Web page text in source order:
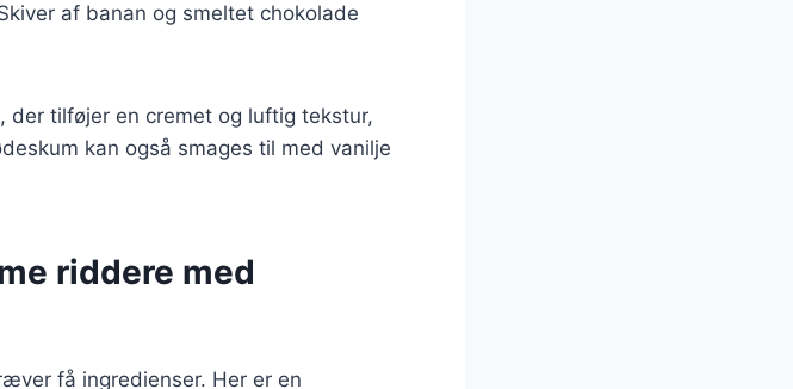
af banan og smeltet chokolade
der tilføjer en cremet og luftig tekstur,
kan også smages til med vanilje
riddere med
få ingredienser. Her er en